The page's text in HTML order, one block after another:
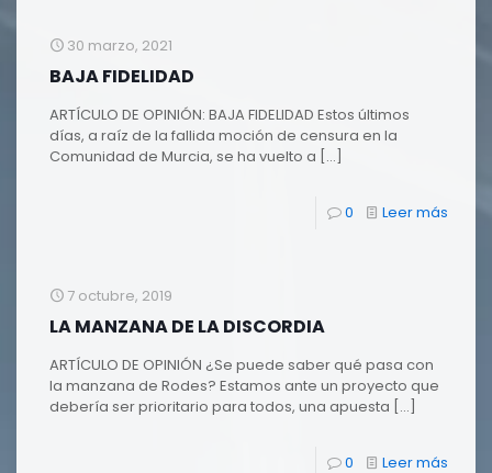
30 marzo, 2021
BAJA FIDELIDAD
ARTÍCULO DE OPINIÓN: BAJA FIDELIDAD Estos últimos
días, a raíz de la fallida moción de censura en la
Comunidad de Murcia, se ha vuelto a […]
0 Leer más
7 octubre, 2019
LA MANZANA DE LA DISCORDIA
ARTÍCULO DE OPINIÓN ¿Se puede saber qué pasa con
la manzana de Rodes? Estamos ante un proyecto que
debería ser prioritario para todos, una apuesta […]
0 Leer más